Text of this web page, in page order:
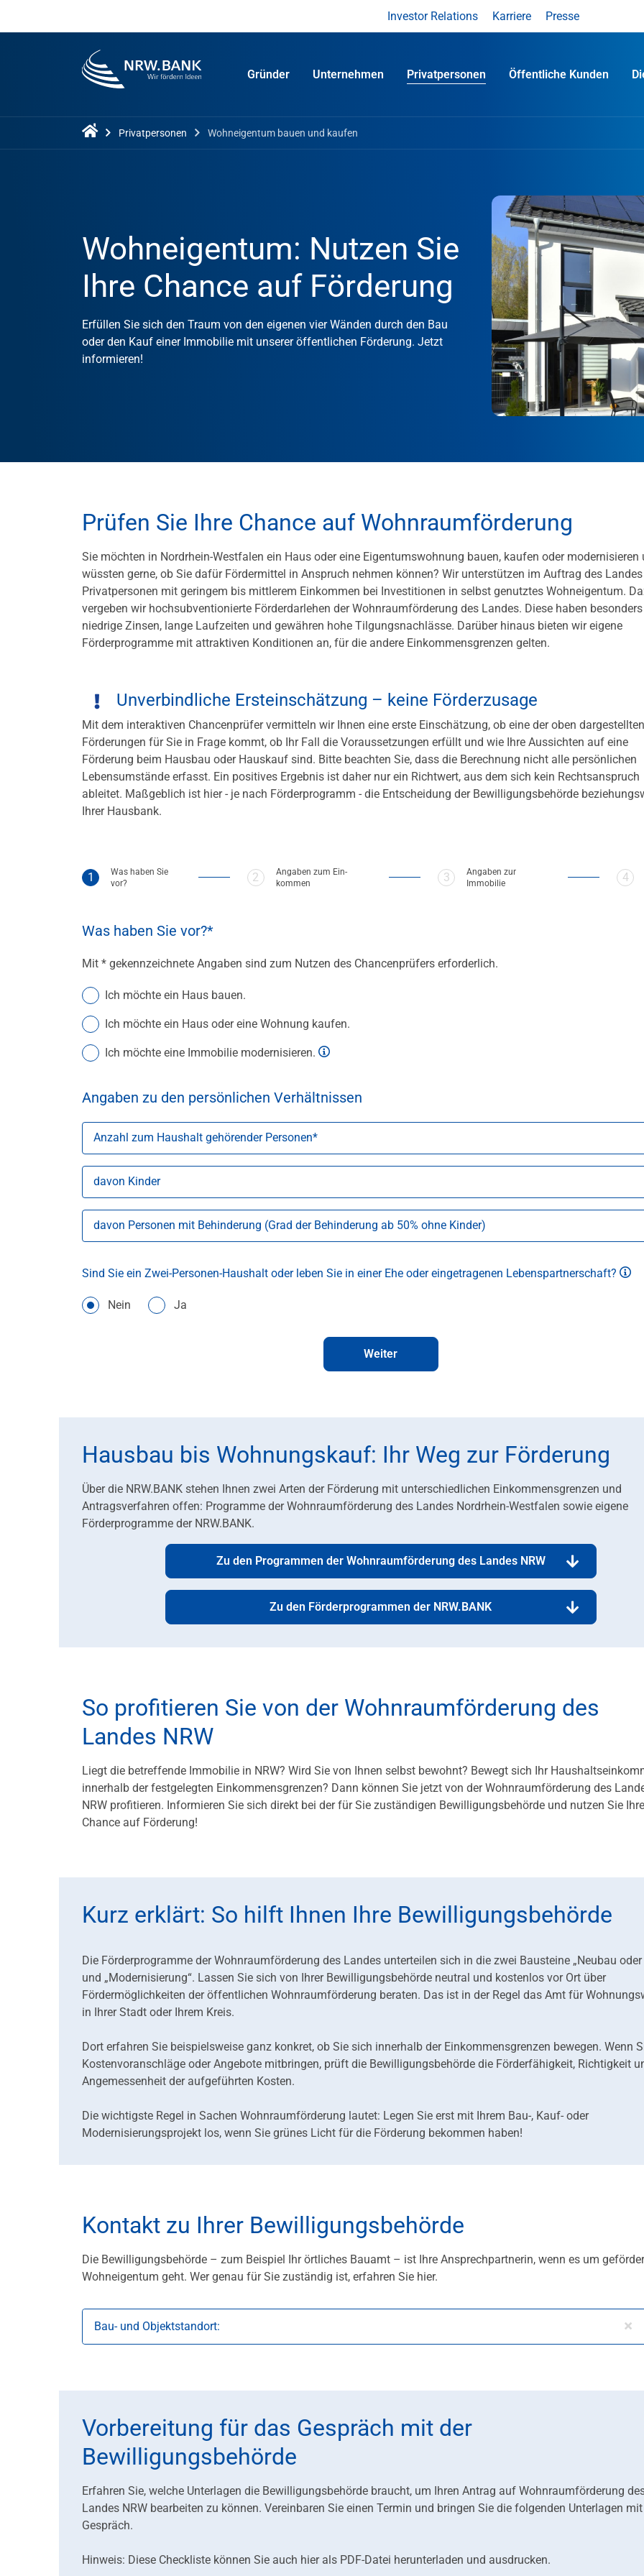
Investor Relations Karriere Presse
Gründer Unternehmen Privatpersonen Öffentliche Kunden
Privatpersonen Wohneigentum bauen und kaufen
Wohneigentum: Nutzen Sie
Ihre Chance auf Förderung
Erfüllen Sie sich den Traum von den eigenen vier Wänden durch den Bau
oder den Kauf einer Immobilie mit unserer öffentlichen Förderung. Jetzt
informieren!
Prüfen Sie Ihre Chance auf Wohnraumförderung
Sie möchten in Nordrhein-Westfalen ein Haus oder eine Eigentumswohnung bauen, kaufen oder modernisieren
wüssten gerne, ob Sie dafür Fördermittel in Anspruch nehmen können? Wir unterstützen im Auftrag des Landes
Privatpersonen mit geringem bis mittlerem Einkommen bei Investitionen in selbst genutztes Wohneigentum.
vergeben wir hochsubventionierte Förderdarlehen der Wohnraumförderung des Landes. Diese haben besonders
niedrige Zinsen, lange Laufzeiten und gewähren hohe Tilgungsnachlässe. Darüber hinaus bieten wir eigene
Förderprogramme mit attraktiven Konditionen an, für die andere Einkommensgrenzen gelten.
Unverbindliche Ersteinschätzung – keine Förderzusage
Mit dem interaktiven Chancenprüfer vermitteln wir Ihnen eine erste Einschätzung, ob eine der oben dargestellten
Förderungen für Sie in Frage kommt, ob Ihr Fall die Voraussetzungen erfüllt und wie Ihre Aussichten auf eine
Förderung beim Hausbau oder Hauskauf sind. Bitte beachten Sie, dass die Berechnung nicht alle persönlichen
Lebensumstände erfasst. Ein positives Ergebnis ist daher nur ein Richtwert, aus dem sich kein Rechtsanspruch
ableitet. Maßgeblich ist hier - je nach Förderprogramm - die Entscheidung der Bewilligungsbehörde
Ihrer Hausbank.
Was haben Sie
vor?
Schritt 1 von 3 (aktueller Schritt)
Angaben zum Ein­
kommen
Schritt 2 von 3
Angaben zur
Immobilie
Schritt 3 von 3
Was haben Sie vor?
Mit * gekennzeichnete Angaben sind zum Nutzen des Chancenprüfers erforderlich.
Ich möchte ein Haus bauen.
Ich möchte ein Haus oder eine Wohnung kaufen.
Ich möchte eine Immobilie modernisieren.
Angaben zu den persönlichen Verhältnissen
Anzahl zum Haushalt gehörender Personen
davon Kinder
davon Personen mit Behinderung (Grad der Behinderung ab 50% ohne Kinder)
Sind Sie ein Zwei-Personen-Haushalt oder leben Sie in einer Ehe oder eingetragenen Lebenspartnerschaft?
Nein
Ja
Weiter
Hausbau bis Wohnungskauf: Ihr Weg zur Förderung
Über die NRW.BANK stehen Ihnen zwei Arten der Förderung mit unterschiedlichen Einkommensgrenzen und
Antragsverfahren offen: Programme der Wohnraumförderung des Landes Nordrhein-Westfalen sowie eigene
Förderprogramme der NRW.BANK.
Zu den Programmen der Wohnraumförderung des Landes NRW
Zu den Förderprogrammen der NRW.BANK
So profitieren Sie von der Wohnraumförderung des
Landes NRW
Liegt die betreffende Immobilie in NRW? Wird Sie von Ihnen selbst bewohnt? Bewegt sich Ihr
innerhalb der festgelegten Einkommensgrenzen? Dann können Sie jetzt von der Wohnraumförderung des
NRW profitieren. Informieren Sie sich direkt bei der für Sie zuständigen Bewilligungsbehörde und nutzen Sie Ihre
Chance auf Förderung!
Kurz erklärt: So hilft Ihnen Ihre Bewilligungsbehörde
Die Förderprogramme der Wohnraumförderung des Landes unterteilen sich in die zwei Bausteine „Neubau oder
und „Modernisierung“. Lassen Sie sich von Ihrer Bewilligungsbehörde neutral und kostenlos vor Ort über
Fördermöglichkeiten der öffentlichen Wohnraumförderung beraten. Das ist in der Regel das Amt für
in Ihrer Stadt oder Ihrem Kreis.
Dort erfahren Sie beispielsweise ganz konkret, ob Sie sich innerhalb der Einkommensgrenzen bewegen. Wenn
Kostenvoranschläge oder Angebote mitbringen, prüft die Bewilligungsbehörde die Förderfähigkeit, Richtigkeit
Angemessenheit der aufgeführten Kosten.
Die wichtigste Regel in Sachen Wohnraumförderung lautet: Legen Sie erst mit Ihrem Bau-, Kauf- oder
Modernisierungsprojekt los, wenn Sie grünes Licht für die Förderung bekommen haben!
Kontakt zu Ihrer Bewilligungsbehörde
Die Bewilligungsbehörde – zum Beispiel Ihr örtliches Bauamt – ist Ihre Ansprechpartnerin, wenn es um
Wohneigentum geht. Wer genau für Sie zuständig ist, erfahren Sie hier.
Bau- und Objektstandort:
Vorbereitung für das Gespräch mit der
Bewilligungsbehörde
Erfahren Sie, welche Unterlagen die Bewilligungsbehörde braucht, um Ihren Antrag auf Wohnraumförderung
Landes NRW bearbeiten zu können. Vereinbaren Sie einen Termin und bringen Sie die folgenden Unterlagen
Gespräch.
Hinweis: Diese Checkliste können Sie auch hier als PDF-Datei herunterladen und ausdrucken.